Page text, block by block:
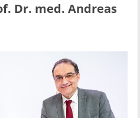
Dr. med. Andreas